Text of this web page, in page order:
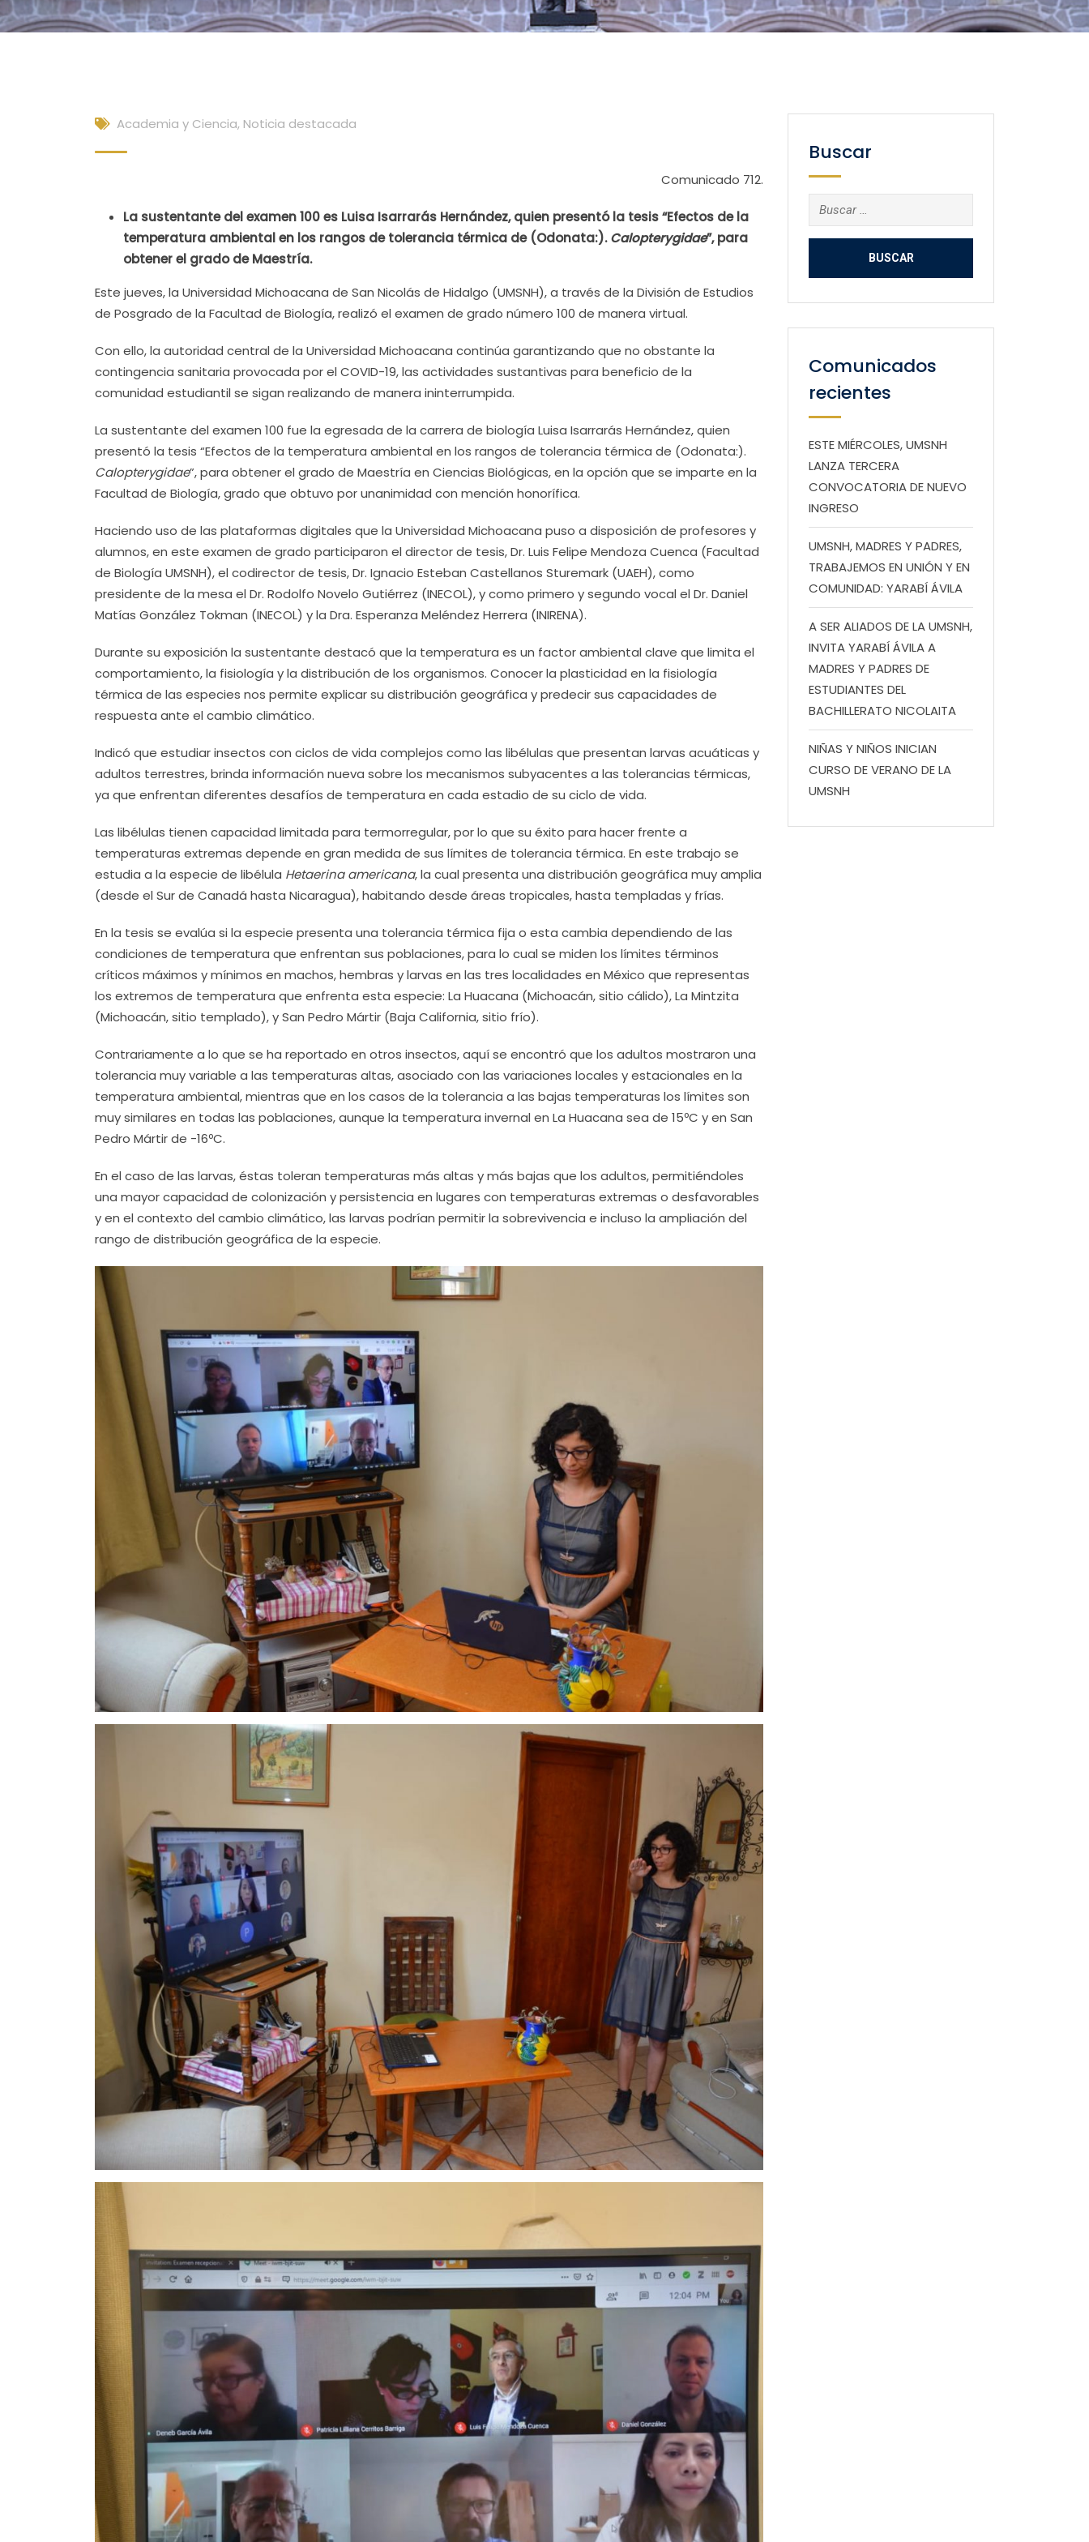
Academia y Ciencia, Noticia destacada
Comunicado 712.
La sustentante del examen 100 es Luisa Isarrarás Hernández, quien presentó la tesis “Efectos de la
temperatura ambiental en los rangos de tolerancia térmica de (Odonata:).Calopterygidae”, para
obtener el grado de Maestría.
Este jueves, la Universidad Michoacana de San Nicolás de Hidalgo (UMSNH), a través de la División de Estudios
de Posgrado de la Facultad de Biología, realizó el examen de grado número 100 de manera virtual.
Con ello, la autoridad central de la Universidad Michoacana continúa garantizando que no obstante la
contingencia sanitaria provocada por el COVID-19, las actividades sustantivas para beneficio de la
comunidad estudiantil se sigan realizando de manera ininterrumpida.
La sustentante del examen 100 fue la egresada de la carrera de biología Luisa Isarrarás Hernández, quien
presentó la tesis “Efectos de la temperatura ambiental en los rangos de tolerancia térmica de (Odonata:).
Calopterygidae”, para obtener el grado de Maestría en Ciencias Biológicas, en la opción que se imparte en la
Facultad de Biología, grado que obtuvo por unanimidad con mención honorífica.
Haciendo uso de las plataformas digitales que la Universidad Michoacana puso a disposición de profesores y
alumnos, en este examen de grado participaron el director de tesis, Dr. Luis Felipe Mendoza Cuenca (Facultad
de Biología UMSNH), el codirector de tesis, Dr. Ignacio Esteban Castellanos Sturemark (UAEH), como
presidente de la mesa el Dr. Rodolfo Novelo Gutiérrez (INECOL), y como primero y segundo vocal el Dr. Daniel
Matías González Tokman (INECOL) y la Dra. Esperanza Meléndez Herrera (INIRENA).
Durante su exposición la sustentante destacó que la temperatura es un factor ambiental clave que limita el
comportamiento, la fisiología y la distribución de los organismos. Conocer la plasticidad en la fisiología
térmica de las especies nos permite explicar su distribución geográfica y predecir sus capacidades de
respuesta ante el cambio climático.
Indicó que estudiar insectos con ciclos de vida complejos como las libélulas que presentan larvas acuáticas y
adultos terrestres, brinda información nueva sobre los mecanismos subyacentes a las tolerancias térmicas,
ya que enfrentan diferentes desafíos de temperatura en cada estadio de su ciclo de vida.
Las libélulas tienen capacidad limitada para termorregular, por lo que su éxito para hacer frente a
temperaturas extremas depende en gran medida de sus límites de tolerancia térmica. En este trabajo se
estudia a la especie de libélula Hetaerina americana, la cual presenta una distribución geográfica muy amplia
(desde el Sur de Canadá hasta Nicaragua), habitando desde áreas tropicales, hasta templadas y frías.
En la tesis se evalúa si la especie presenta una tolerancia térmica fija o esta cambia dependiendo de las
condiciones de temperatura que enfrentan sus poblaciones, para lo cual se miden los límites términos
críticos máximos y mínimos en machos, hembras y larvas en las tres localidades en México que representas
los extremos de temperatura que enfrenta esta especie: La Huacana (Michoacán, sitio cálido), La Mintzita
(Michoacán, sitio templado), y San Pedro Mártir (Baja California, sitio frío).
Contrariamente a lo que se ha reportado en otros insectos, aquí se encontró que los adultos mostraron una
tolerancia muy variable a las temperaturas altas, asociado con las variaciones locales y estacionales en la
temperatura ambiental, mientras que en los casos de la tolerancia a las bajas temperaturas los límites son
muy similares en todas las poblaciones, aunque la temperatura invernal en La Huacana sea de 15ºC y en San
Pedro Mártir de -16ºC.
En el caso de las larvas, éstas toleran temperaturas más altas y más bajas que los adultos, permitiéndoles
una mayor capacidad de colonización y persistencia en lugares con temperaturas extremas o desfavorables
y en el contexto del cambio climático, las larvas podrían permitir la sobrevivencia e incluso la ampliación del
rango de distribución geográfica de la especie.
Buscar
Buscar:
Comunicados
recientes
ESTE MIÉRCOLES, UMSNH
LANZA TERCERA
CONVOCATORIA DE NUEVO
INGRESO
UMSNH, MADRES Y PADRES,
TRABAJEMOS EN UNIÓN Y EN
COMUNIDAD: YARABÍ ÁVILA
A SER ALIADOS DE LA UMSNH,
INVITA YARABÍ ÁVILA A
MADRES Y PADRES DE
ESTUDIANTES DEL
BACHILLERATO NICOLAITA
NIÑAS Y NIÑOS INICIAN
CURSO DE VERANO DE LA
UMSNH